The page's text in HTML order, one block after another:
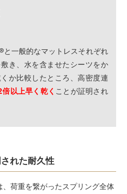
と一般的なマットレスそれぞれ
き、水を含ませたシーツをか
か比較したところ、高密度連
倍以上早く乾く ことが証明され
れた耐久性
、荷重を繋がったスプリング全体